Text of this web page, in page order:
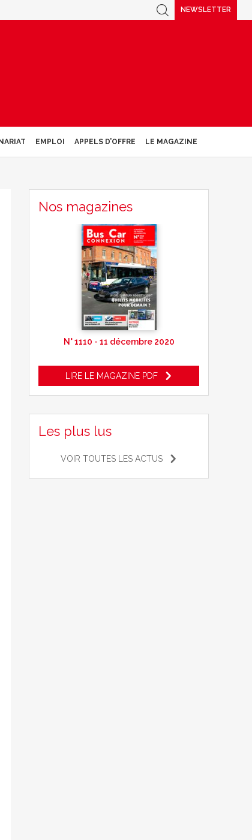
NEWSLETTER
EMPLOI APPELS D’OFFRE LE MAGAZINE
Nos magazines
N° 1110 - 11 décembre 2020
LIRE LE MAGAZINE PDF
Les plus lus
VOIR TOUTES LES ACTUS